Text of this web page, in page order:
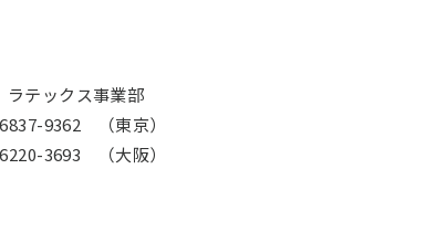
テックス事業部
9362 （東京）
3693 （大阪）